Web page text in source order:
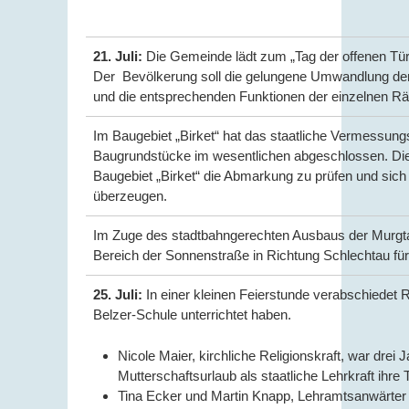
21. Juli: Die Gemeinde lädt zum „Tag der offenen
Der Bevölkerung soll die gelungene Umwandlung
und die entsprechenden Funktionen der einzelnen
Im Baugebiet „Birket“ hat das staatliche
Baugrundstücke im wesentlichen abgeschlossen.
Baugebiet „Birket“ die Abmarkung zu prüfen und
überzeugen.
Im Zuge des stadtbahngerechten Ausbaus der
Bereich der Sonnenstraße in Richtung Schlechtau
25. Juli: In einer kleinen Feierstunde verabschiedet
Belzer-Schule unterrichtet haben.
Nicole Maier, kirchliche Religionskraft, war drei
Mutterschaftsurlaub als staatliche Lehrkraft ihre
Tina Ecker und Martin Knapp,